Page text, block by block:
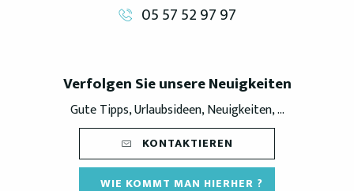
05 57 52 97 97
Verfolgen Sie unsere Neuigkeiten
Gute Tipps, Urlaubsideen, Neuigkeiten, ...
KONTAKTIEREN
WIE KOMMT MAN HIERHER ?